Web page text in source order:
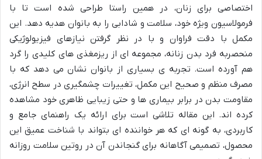
اختصاصی برای زنان، در همین راستا طراحی شده است تا با
فرمولاسیون ویژه خود، سلامت و شادابی را به بانوان هدیه دهد. این
مکمل با دقت فراوان و با در نظر گرفتن نیازهای فیزیولوژیکی
منحصربه فرد بدن زنانه، مجموعه ای از ریزمغذی های کلیدی را گرد
هم آورده است. تجربه ی بسیاری از بانوان نشان می دهد که با
مصرف منظم و صحیح این مکمل، تغییرات چشمگیری در سطح انرژی،
مقاومت بدن در برابر بیماری ها و حتی زیبایی ظاهری خود مشاهده
کرده اند. این مقاله تلاشی است برای ارائه یک راهنمای جامع و
کاربردی، به گونه ای که هر خواننده ای بتواند با شناخت عمیق این
محصول، تصمیمی آگاهانه برای گنجاندن آن در روتین سلامت روزانه